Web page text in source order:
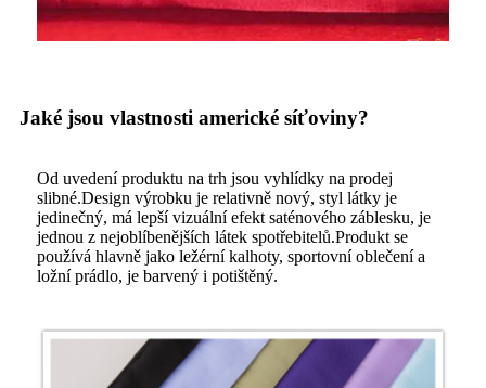
Jaké jsou vlastnosti americké síťoviny?
Od uvedení produktu na trh jsou vyhlídky na prodej
slibné.Design výrobku je relativně nový, styl látky je
jedinečný, má lepší vizuální efekt saténového záblesku, je
jednou z nejoblíbenějších látek spotřebitelů.Produkt se
používá hlavně jako ležérní kalhoty, sportovní oblečení a
ložní prádlo, je barvený i potištěný.